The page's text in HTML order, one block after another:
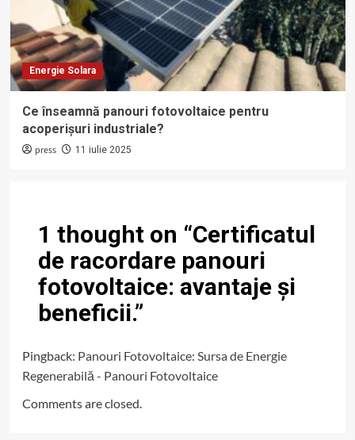
Energie Solara
Ce înseamnă panouri fotovoltaice pentru
acoperișuri industriale?
press 11 iulie 2025
1 thought on “Certificatul
de racordare panouri
fotovoltaice: avantaje și
beneficii.”
Pingback: Panouri Fotovoltaice: Sursa de Energie
Regenerabilă - Panouri Fotovoltaice
Comments are closed.